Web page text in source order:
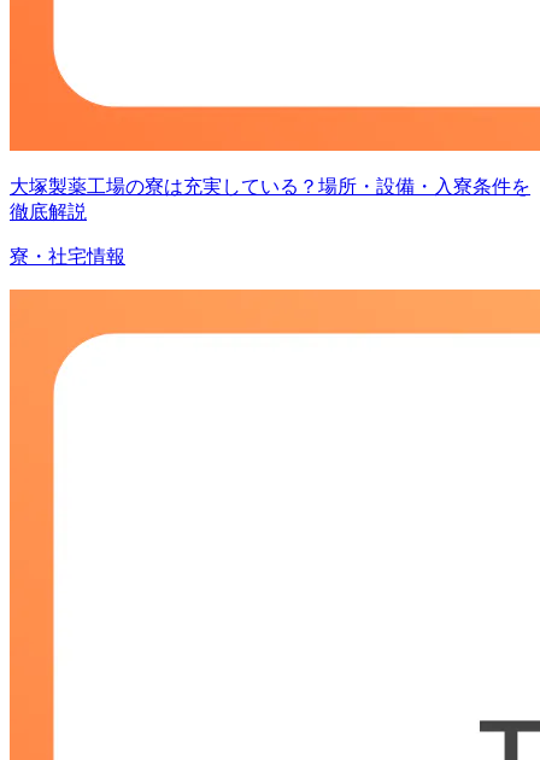
大塚製薬工場の寮は充実している？場所・設備・入寮条件を
徹底解説
寮・社宅情報